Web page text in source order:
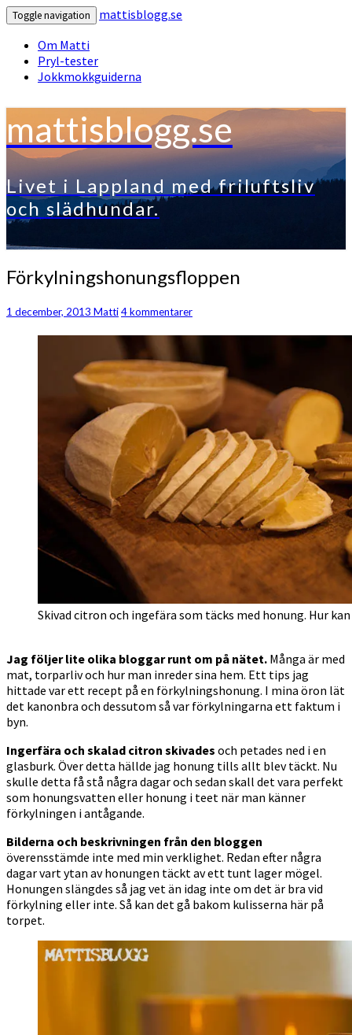
Toggle navigation
mattisblogg.se
Om Matti
Pryl-tester
Jokkmokkguiderna
mattisblogg.se
Livet i Lappland med friluftsliv
och slädhundar.
Förkylningshonungsfloppen
Förkylningshonungsfloppen
1 december, 2013 MattiKommentarer
4 kommentarer
Skivad citron och ingefära som täcks med honung. Hur
Jag följer lite olika bloggar runt om på nätet. Många är med
mat, torparliv och hur man inreder sina hem. Ett tips jag
hittade var ett recept på en förkylningshonung. I mina öron lät
det kanonbra och dessutom så var förkylningarna ett faktum i
byn.
Ingerfära och skalad citron skivades och petades ned i en
glasburk. Över detta hällde jag honung tills allt blev täckt. Nu
skulle detta få stå några dagar och sedan skall det vara perfekt
som honungsvatten eller honung i teet när man känner
förkylningen i antågande.
Bilderna och beskrivningen från den bloggen
överensstämde inte med min verklighet. Redan efter några
dagar vart ytan av honungen täckt av ett tunt lager mögel.
Honungen slängdes så jag vet än idag inte om det är bra vid
förkylning eller inte. Så kan det gå bakom kulisserna här på
torpet.